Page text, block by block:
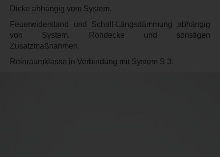
Dicke abhängig vom System.
Feuerwiderstand und Schall-Längsdämmung abhängig
von System, Rohdecke und sonstigen
Zusatzmaßnahmen.
Reinraumklasse in Verbindung mit System S 3.